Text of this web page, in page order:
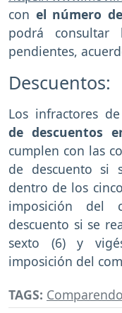
con el número
podrá consultar
pendientes,
Descuentos:
Los infractores
de descuentos
cumplen con las
de descuento si
dentro de los
imposición del
descuento si se
sexto (6) y
imposición del
TAGS: